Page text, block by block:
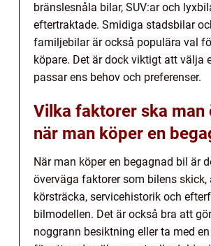
bränslesnåla bilar, SUV:ar och
eftertraktade. Smidiga stadsbilar
familjebilar är också populära val
köpare. Det är dock viktigt att välja
passar ens behov och preferenser.
Vilka faktorer ska man
när man köper en
När man köper en begagnad bil är
överväga faktorer som bilens skick,
körsträcka, servicehistorik och
bilmodellen. Det är också bra att
noggrann besiktning eller ta med